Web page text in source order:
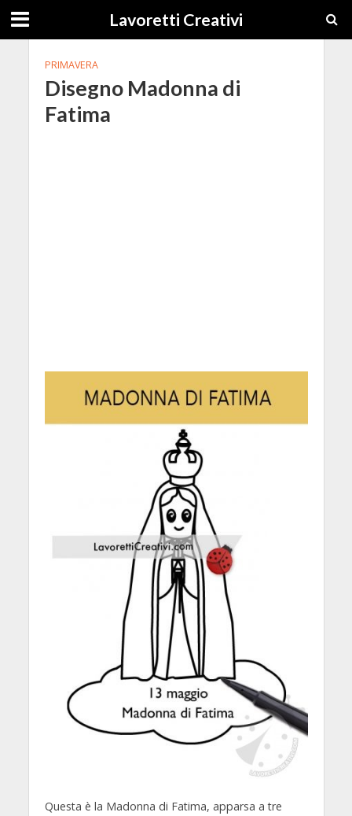
Lavoretti Creativi
PRIMAVERA
Disegno Madonna di
Fatima
Questa è la Madonna di Fatima, apparsa a tre